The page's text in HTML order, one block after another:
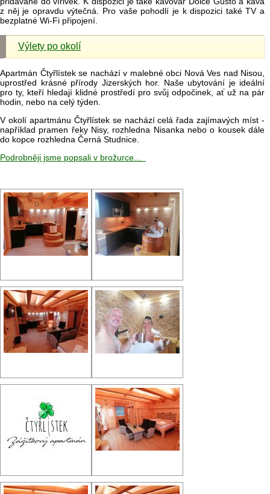
z něj je opravdu výtečná. Pro vaše pohodlí je k dispozici také TV a
bezplatné Wi-Fi připojení.
Výlety po okolí
Apartmán Čtyřlístek se nachází v malebné obci Nová Ves nad Nisou,
uprostřed krásné přírody Jizerských hor. Naše ubytování je ideální
pro ty, kteří hledají klidné prostředí pro svůj odpočinek, ať už na pár
hodin, nebo na celý týden.
V okolí apartmánu Čtyřlístek se nachází celá řada zajímavých míst -
například pramen řeky Nisy, rozhledna Nisanka nebo o kousek dále
do kopce rozhledna Černá Studnice.
Podrobněji jsme popsali v brožurce...